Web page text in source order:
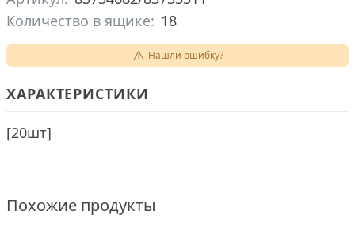
Количество в ящике: 18
Нашли ошибку?
ХАРАКТЕРИСТИКИ
[20шт]
Похожие продукты